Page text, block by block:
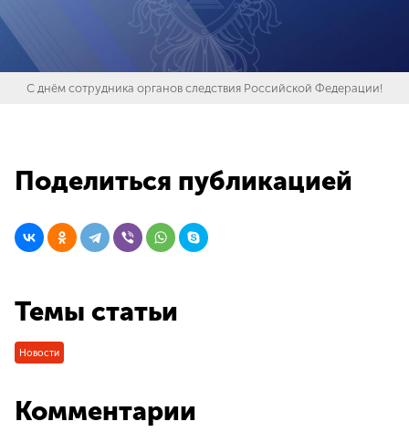
С днём сотрудника органов следствия Российской Федерации!
Поделиться публикацией
Темы статьи
Новости
Комментарии